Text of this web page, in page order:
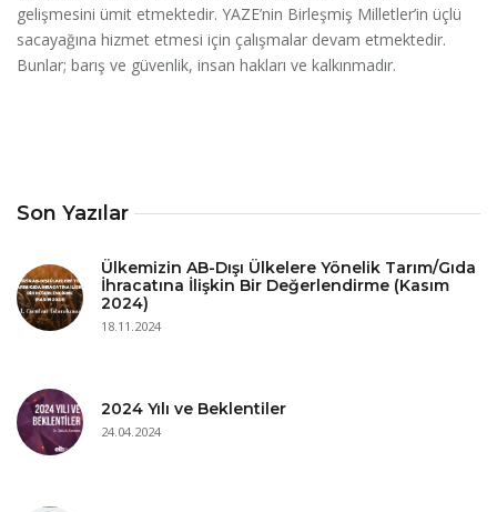
Son Yazılar
Ülkemizin AB-Dışı Ülkelere Yönelik Tarım/Gıda
İhracatına İlişkin Bir Değerlendirme (Kasım
2024)
18.11.2024
2024 Yılı ve Beklentiler
24.04.2024
gelişmesini ümit etmektedir. YAZE’nin Birleşmiş Milletler’in üçlü
sacayağına hizmet etmesi için çalışmalar devam etmektedir.
Bunlar; barış ve güvenlik, insan hakları ve kalkınmadır.